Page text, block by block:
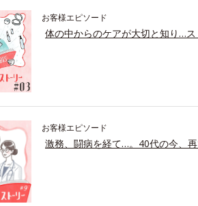
お客様エピソード
体の中からのケアが大切と知り…
お客様エピソード
激務、闘病を経て…。40代の今、